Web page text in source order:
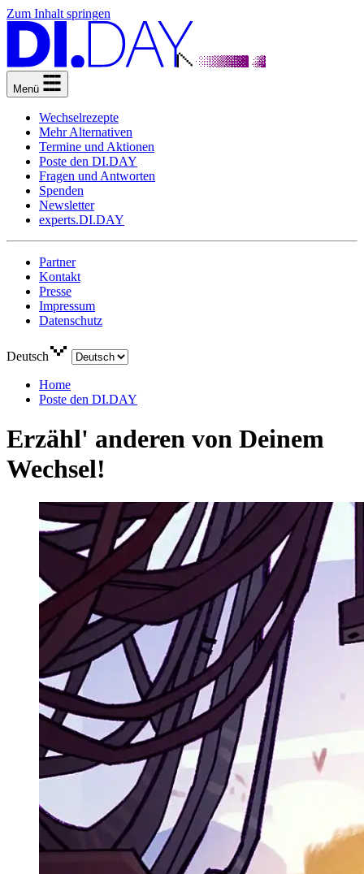
Zum Inhalt springen
Menü
Wechselrezepte
Mehr Alternativen
Termine und Aktionen
Poste den DI.DAY
Fragen und Antworten
Spenden
Newsletter
experts.DI.DAY
Partner
Kontakt
Presse
Impressum
Datenschutz
Deutsch
Home
Poste den DI.DAY
Erzähl' anderen von Deinem
Wechsel!